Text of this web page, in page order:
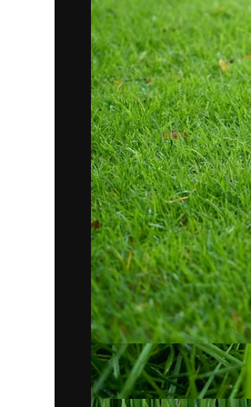
Platforma
najlepszych
Polski
Copyright © 2010-